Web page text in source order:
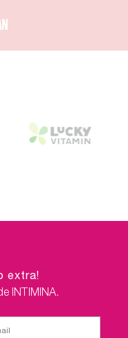
extra!
INTIMINA.